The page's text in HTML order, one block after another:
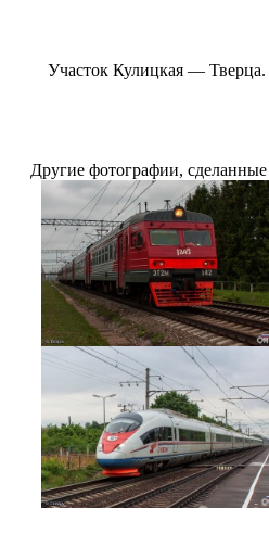
Участок Кулицкая ―
Другие фотографии,